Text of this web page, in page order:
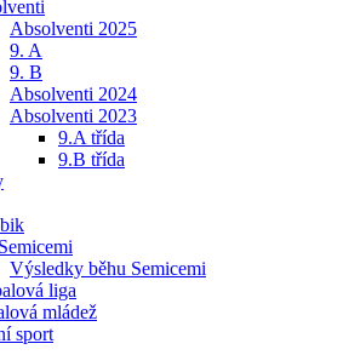
Absolventi 2025
9. A
9. B
Absolventi 2024
Absolventi 2023
9.A třída
9.B třída
Výsledky běhu Semicemi
liga
mládež
sport